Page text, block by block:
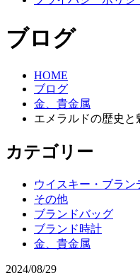
ブログ
HOME
ブログ
金、貴金属
エメラルドの歴史と
カテゴリー
ウイスキー・ブラン
その他
ブランドバッグ
ブランド時計
金、貴金属
2024/08/29